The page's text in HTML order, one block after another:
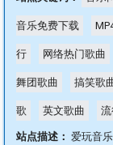
音乐免费下载
行 网络热门歌曲
舞团歌曲 搞笑歌
歌 英文歌曲
站点描述： 爱玩音